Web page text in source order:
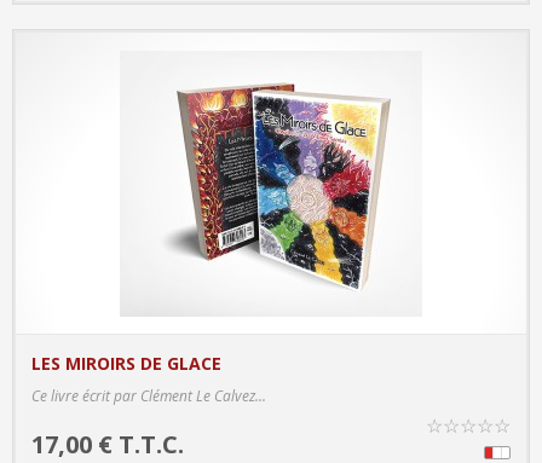
LES MIROIRS DE GLACE
Ce livre écrit par Clément Le Calvez...
17,00 € T.T.C.
☆☆☆☆☆